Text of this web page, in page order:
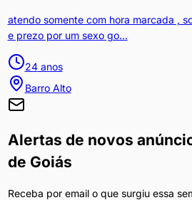
atendo somente com hora marcada ,
e prezo por um sexo go...
24anos
Barro Alto
Alertas de novos
de Goiás
Receba por email o que surgiu essa